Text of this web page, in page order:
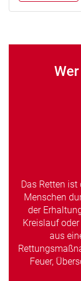
Das Retten
Menschen
der
Kreislauf
aus
Feuer,